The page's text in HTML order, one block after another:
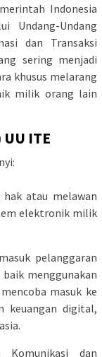
Indonesia
Undang-Undang
dan Transaksi
sering menjadi
khusus melarang
milik orang lain
ITE
atau melawan
elektronik milik
pelanggaran
menggunakan
masuk ke
keuangan digital,
Komunikasi dan